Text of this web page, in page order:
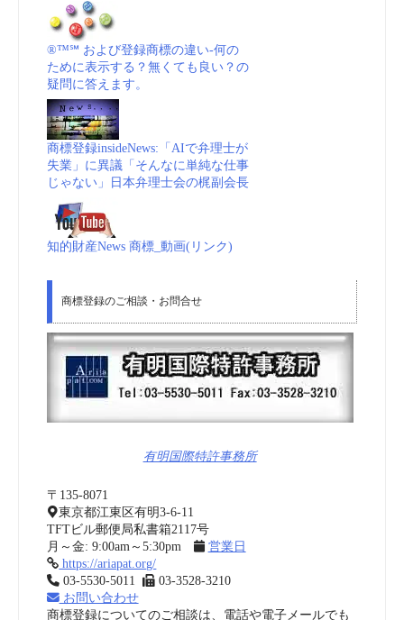
®™℠ および登録商標の違い-何の
ために表示する？無くても良い？の
疑問に答えます。
商標登録insideNews:「AIで弁理士が
失業」に異議「そんなに単純な仕事
じゃない」日本弁理士会の梶副会長
知的財産News 商標_動画(リンク)
商標登録のご相談・お問合せ
有明国際特許事務所
〒135-8071
東京都江東区有明3-6-11
TFTビル郵便局私書箱2117号
月～金: 9:00am～5:30pm
営業日
https://ariapat.org/
03-5530-5011
03-3528-3210
お問い合わせ
商標登録についてのご相談は、電話や電子メールでも